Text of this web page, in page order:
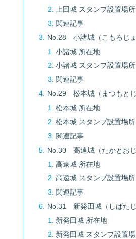
上田城 スタンプ設置場所
関連記事
No.28 小諸城（こもろじょ
小諸城 所在地
小諸城 スタンプ設置場所
関連記事
No.29 松本城（まつもとじ
松本城 所在地
松本城 スタンプ設置場所
関連記事
No.30 高遠城（たかとおじ
高遠城 所在地
高遠城 スタンプ設置場所
関連記事
No.31 新発田城（しばたじ
新発田城 所在地
新発田城 スタンプ設置